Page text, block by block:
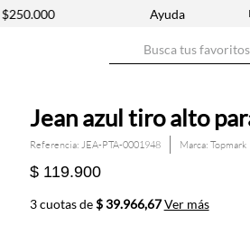
NUEVA COLECCIÓN ENTRA YA
Ayuda
Jean azul tiro alto
Referencia: JEA-PTA-0001948 Topmark
$ 119.900
3 cuotas de$ 39.966,67 Ver más